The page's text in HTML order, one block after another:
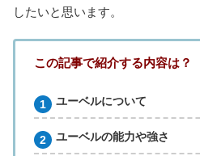
したいと思います。
この記事で紹介する内容は？
ユーベルについて
ユーベルの能力や強さ